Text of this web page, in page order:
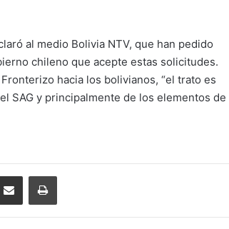
al medio Bolivia NTV, que han pedido
chileno que acepte estas solicitudes.
hacia los bolivianos, “el trato es
SAG y principalmente de los elementos de
Enviar vía email Imprimir